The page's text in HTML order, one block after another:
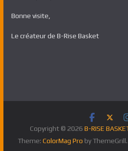
Bonne visite,
Le créateur de B-Rise Basket
Copyright © 2026 B-RISE
Theme: ColorMag Pro by